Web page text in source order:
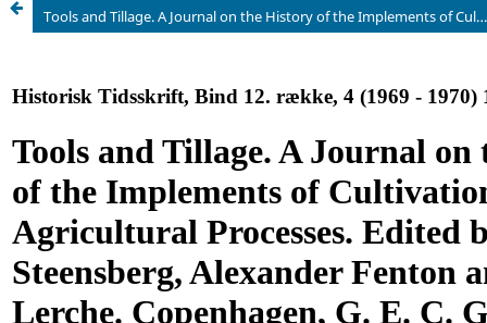
Tools and Tillage. A Journal on the History of the Implements of Cultivation and other Agricultural Processes. Edited by Axel Steensberg, Alexander Fenton and Grith Lerche. Copenhagen, G. E. C. Gad. Vol. 1:1.1968. 64 ss. Hl. Subskription 3 $.